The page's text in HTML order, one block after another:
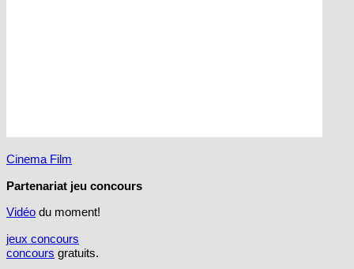
Cinema Film
Partenariat jeu concours
Vidéo du moment!
jeux concours
concours gratuits.